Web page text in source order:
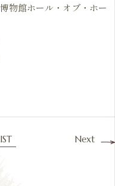
物館ホール・オブ・ホー
Next